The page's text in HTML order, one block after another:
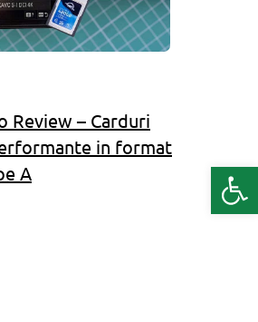
Review – Carduri
in format
A